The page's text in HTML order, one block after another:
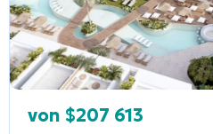
von $207 613